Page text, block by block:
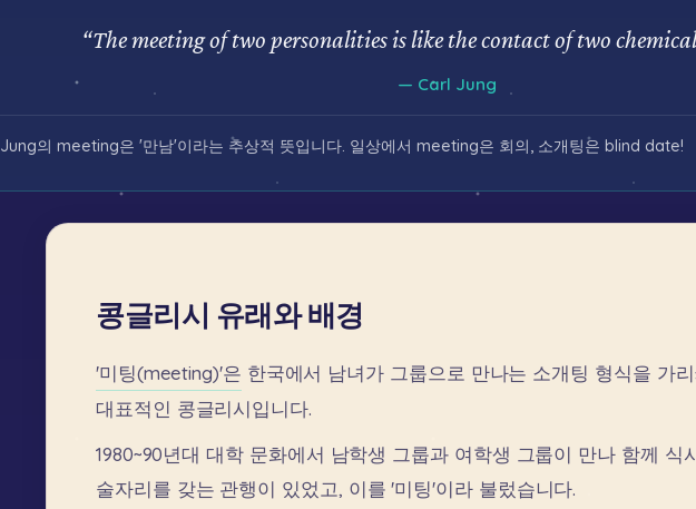
“The meeting of two personalities is like the contact of two
— Carl Jung
Jung의 meeting은 '만남'이라는 추상적 뜻입니다. 일상에서 meeting은 회의, 소개팅은 blind date!
콩글리시 유래와 배경
'미팅(meeting)'은 한국에서 남녀가 그룹으로 만나는 소개팅 형식을 가
대표적인 콩글리시입니다.
1980~90년대 대학 문화에서 남학생 그룹과 여학생 그룹이 만나 함께 식
술자리를 갖는 관행이 있었고, 이를 '미팅'이라 불렀습니다.